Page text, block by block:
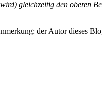
gleichzeitig den oberen
der Autor dieses